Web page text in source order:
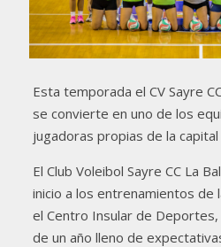
Esta temporada el CV Sayre
se convierte en uno de los
jugadoras propias de la capital
El Club Voleibol Sayre CC La
inicio a los entrenamientos de
el Centro Insular de
de un año lleno de